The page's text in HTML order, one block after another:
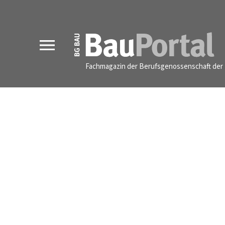
MENU
Fachmagazin der Berufsgenossenschaft